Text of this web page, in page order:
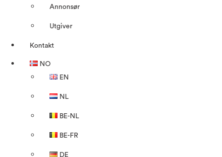
Annonsør
Utgiver
Kontakt
NO
EN
NL
BE-NL
BE-FR
DE